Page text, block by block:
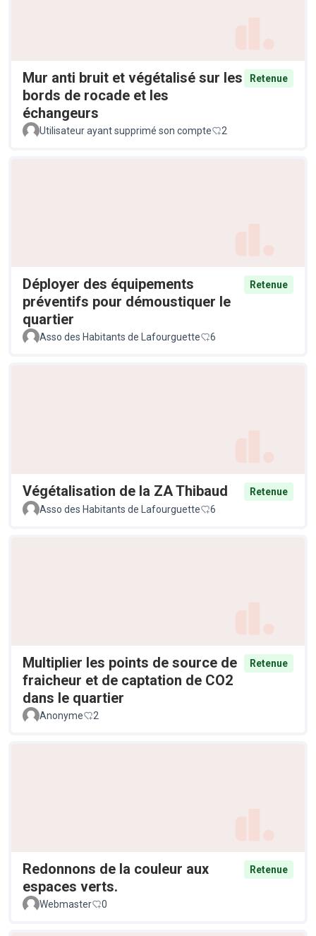
Mur anti bruit et végétalisé sur les
bords de rocade et les
échangeurs
Retenue
Utilisateur ayant supprimé son compte 2
Déployer des équipements
préventifs pour démoustiquer le
quartier
Retenue
Asso des Habitants de Lafourguette 6
Végétalisation de la ZA Thibaud
Retenue
Asso des Habitants de Lafourguette
6
Multiplier les points de source de
fraicheur et de captation de CO2
dans le quartier
Retenue
Anonyme 2
Redonnons de la couleur aux
espaces verts.
Retenue
Webmaster 0